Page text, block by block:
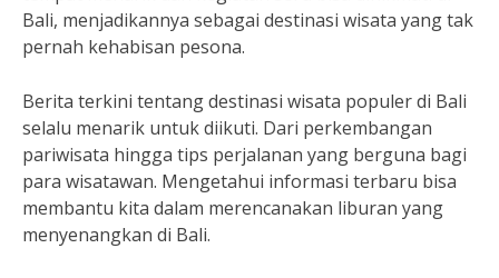
Bali, menjadikannya sebagai destinasi wisata yang tak
pernah kehabisan pesona.
Berita terkini tentang destinasi wisata populer di Bali
selalu menarik untuk diikuti. Dari perkembangan
pariwisata hingga tips perjalanan yang berguna bagi
para wisatawan. Mengetahui informasi terbaru bisa
membantu kita dalam merencanakan liburan yang
menyenangkan di Bali.